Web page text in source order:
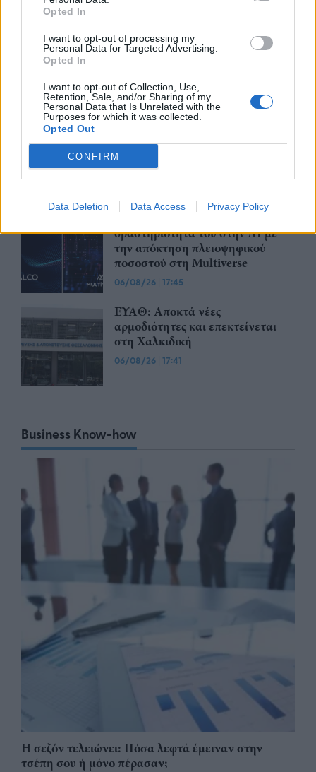
Opted In
I want to opt-out of processing my
Personal Data for Targeted Advertising.
Opted In
I want to opt-out of Collection, Use,
Retention, Sale, and/or Sharing of my
Personal Data that Is Unrelated with the
Purposes for which it was collected.
Opted Out
CONFIRM
Data Deletion Data Access Privacy Policy
Apollo Global Management:
Εξαγοράζει την EasyJet έναντι 7,7
06/08/26|18:31
Σαμοθράκη: Σε λειτουργία η
πλατφόρμα myBusinessSupport
για το ειδικό πρόγραμμα στήριξης
επιχειρήσεων
δραστηριότητά του στην ΑΙ με
την απόκτηση πλειοψηφικού
ποσοστού στη Multiverse
06/08/26 | 17:45
ΕΥΑΘ: Αποκτά νέες
αρμοδιότητες και επεκτείνεται
στη Χαλκιδική
06/08/26 | 17:41
Business Know-how
Η σεζόν τελειώνει: Πόσα λεφτά έμειναν στην
τσέπη σου ή μόνο πέρασαν;